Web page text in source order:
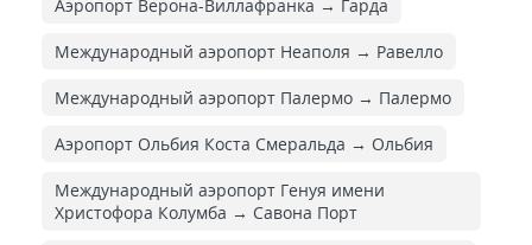
Аэропорт Верона-Виллафранка → Гарда
Международный аэропорт Неаполя → Равелло
Международный аэропорт Палермо → Палермо
Аэропорт Ольбия Коста Смеральда → Ольбия
Международный аэропорт Генуя имени
Христофора Колумба → Савона Порт